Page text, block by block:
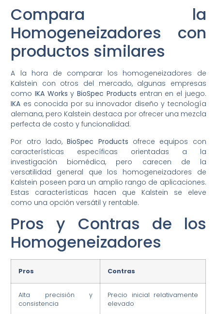
Compara la
Homogeneizadores con
productos similares
A la hora de comparar los homogeneizadores de
Kalstein con otros del mercado, algunas empresas
comoIKA Works yBioSpec Products entran en el juego.
IKA es conocida por su innovador diseño y tecnología
alemana, pero Kalstein destaca por ofrecer una mezcla
perfecta de costo y funcionalidad.
Por otro lado,BioSpec Products ofrece equipos con
características específicas orientadas a la
investigación biomédica, pero carecen de la
versatilidad general que los homogeneizadores de
Kalstein poseen para un amplio rango de aplicaciones.
Estas características hacen que Kalstein se eleve
como una opción versátil y rentable.
Pros y Contras de los
Homogeneizadores
Pros Contras
Alta precisión y
consistencia
Precio inicial relativamente
elevado